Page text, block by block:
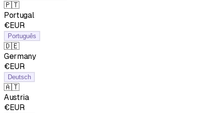
🇵🇹
Portugal
€EUR
Português
🇩🇪
Germany
€EUR
Deutsch
🇦🇹
Austria
€EUR